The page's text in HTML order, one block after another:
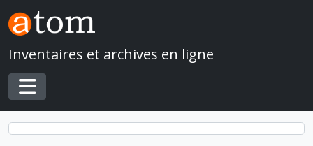
Skip to main content
Inventaires et archives en ligne
Toggle navigation